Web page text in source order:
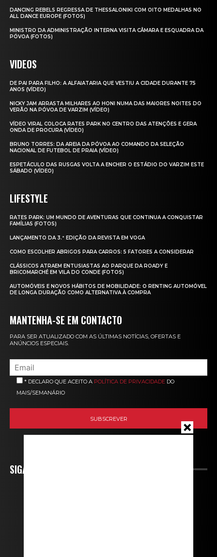
DANCING REBELS REGRESSA DE THESSALONIKI COM OITO MEDALHAS NO
ALL DANCE EUROPE (FOTOS)
MINISTRO DA ADMINISTRAÇÃO INTERNA VISITA CÂMARA E ESQUADRA DA
PÓVOA (FOTOS)
VIDEOS
DE PAI PARA FILHO: A ALFAIATARIA QUE VESTIU A CIDADE DURANTE 75
ANOS (VÍDEO)
NICKY JAM ARRASTA MILHARES AO HONI NUMA DAS MAIORES NOITES DO
VERÃO NA PÓVOA DE VARZIM (VÍDEO)
VÍDEO VIRAL COLOCA RATES PARK NO CENTRO DAS ATENÇÕES E GERA
ONDA DE PROCURA (VÍDEO)
BRUNO TORRES: DA AREIA DA PÓVOA AO COMANDO DA SELEÇÃO
NACIONAL DE FUTEBOL DE PRAIA (VÍDEO)
ESPETÁCULO DAS RUSGAS VOLTA A ENCHER O ESTÁDIO DO VARZIM ESTE
SÁBADO (VÍDEO)
LIFESTYLE
RATES PARK: UM MUNDO DE AVENTURAS QUE CONTINUA A CONQUISTAR
FAMÍLIAS (FOTOS)
LANÇAMENTO DA 3.ª EDIÇÃO DA REVISTA EM VOGA
COMO ESCOLHER ABRIGOS PARA CARROS: 5 FATORES A CONSIDERAR
CLÁSSICOS ATRAEM ENTUSIASTAS AO PARQUE DA ROADY E
BRICOMARCHÉ EM VILA DO CONDE (FOTOS)
AUTOMÓVEIS E NOVOS HÁBITOS DE MOBILIDADE: O RENTING AUTOMÓVEL
DE LONGA DURAÇÃO COMO ALTERNATIVA À COMPRA
MANTENHA-SE EM CONTACTO
PARA SER ATUALIZADO COM AS ÚLTIMAS NOTÍCIAS, OFERTAS E
ANÚNCIOS ESPECIAIS.
* DECLARO QUE ACEITO A POLÍTICA DE PRIVACIDADE DO
MAIS/SEMANÁRIO
SIGA-NOS